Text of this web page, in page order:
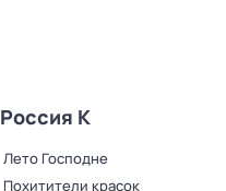
Россия К
Лето Господне
Похитители красок